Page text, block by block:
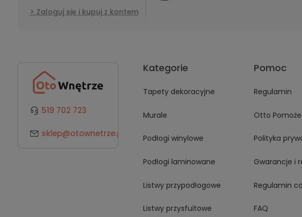
Zaloguj się i kupuj z kontem
519 702 723
sklep@otownetrze.pl
Kategorie
Tapety dekoracyjne
Murale
Podłogi winylowe
Podłogi laminowane
Listwy przypodłogowe
Listwy przysfuitowe
Pomoc
Regulamin
Otto Pomoże
Polityka
Gwarancje i
Regulamin
FAQ